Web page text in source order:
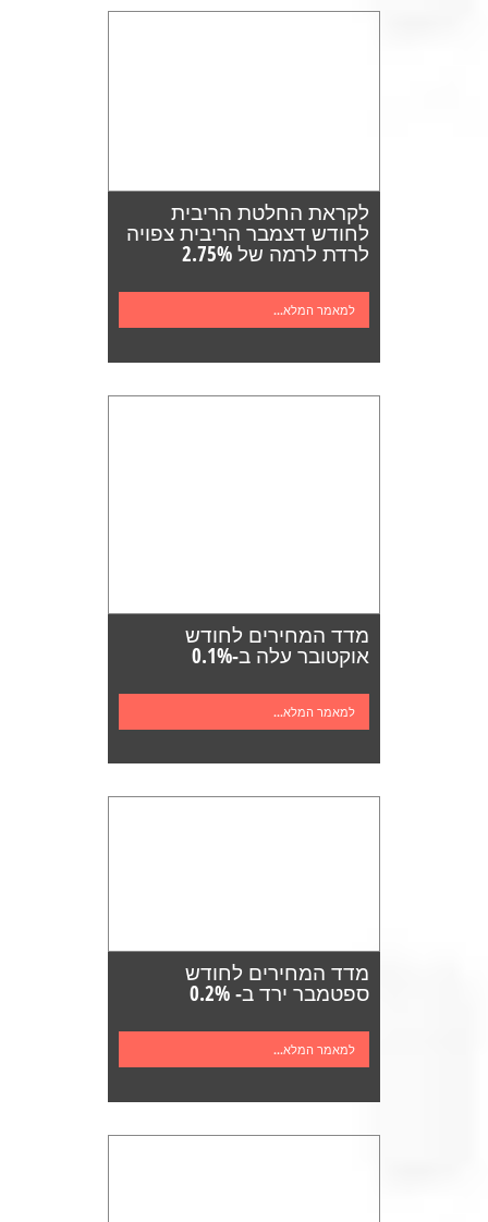
לקראת החלטת הריבית
לחודש דצמבר הריבית צפויה
לרדת לרמה של 2.75%
למאמר המלא...
מדד המחירים לחודש
אוקטובר עלה ב-0.1%
למאמר המלא...
מדד המחירים לחודש
ספטמבר ירד ב- 0.2%
למאמר המלא...